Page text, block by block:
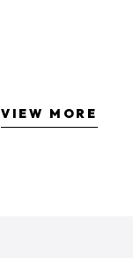
VIEW MORE